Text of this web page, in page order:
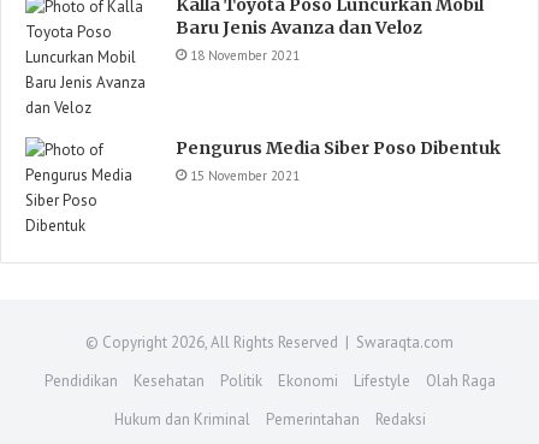
Kalla Toyota Poso Luncurkan Mobil
Baru Jenis Avanza dan Veloz
18 November 2021
Pengurus Media Siber Poso Dibentuk
15 November 2021
© Copyright 2026, All Rights Reserved | Swaraqta.com
Pendidikan
Kesehatan Politik Ekonomi Lifestyle
Olah Raga
Hukum dan Kriminal
Pemerintahan Redaksi